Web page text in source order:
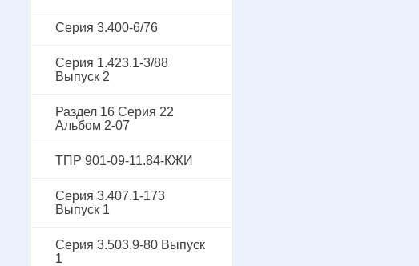
Серия 3.400-6/76
Серия 1.423.1-3/88
Выпуск 2
Раздел 16 Серия 22
Альбом 2-07
ТПР 901-09-11.84-КЖИ
Серия 3.407.1-173
Выпуск 1
Серия 3.503.9-80 Выпуск
1